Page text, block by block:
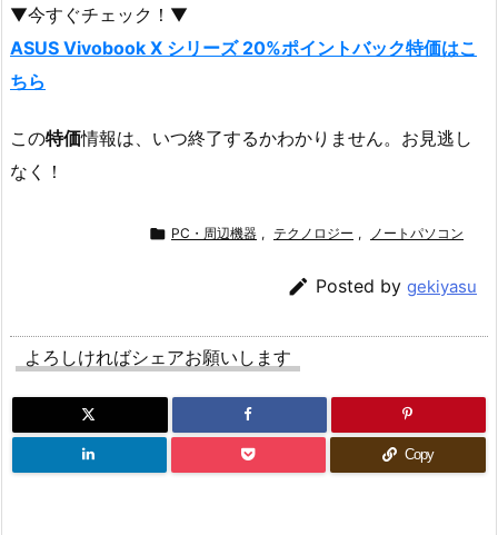
▼今すぐチェック！▼
ASUS Vivobook X シリーズ 20%ポイントバック特価はこ
ちら
この特価情報は、いつ終了するかわかりません。お見逃し
なく！
 PC・周辺機器 , テクノロジー , ノートパソコン
 Posted by gekiyasu
よろしければシェアお願いします
Copy